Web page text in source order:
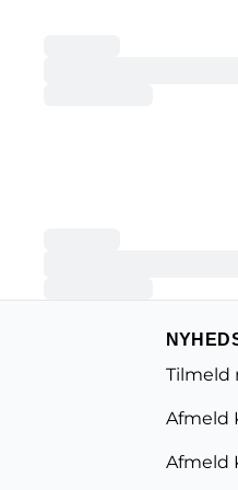
Tilmeld
Afmeld
Afmeld